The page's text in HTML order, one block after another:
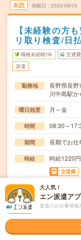
未読 掲載日 2026/08/05
【未経験の方
リ取り検査/日
職種未経験OK 交通
派遣
勤務地
長野県長野
川中島駅
曜日頻度 月～金
時間 08:30～
期間 長期でお仕
時給 時給1220円
交通費
交通費規定
仕事内容
《自動車部
当していた
職種未経
◆未経験
大人気！
エン派遣ア
派遣のお仕事情報